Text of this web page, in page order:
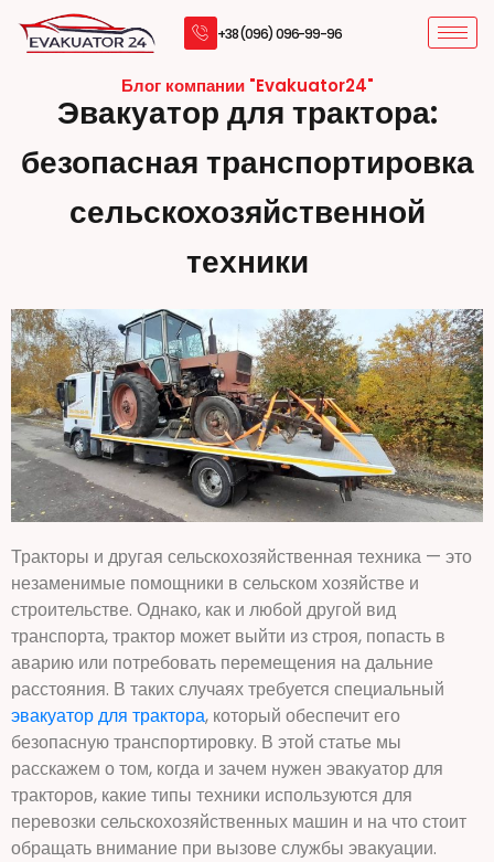
+38 (096) 096-99-96
Блог компании "Evakuator24"
Эвакуатор для трактора:
безопасная транспортировка
сельскохозяйственной
техники
Тракторы и другая сельскохозяйственная техника — это
незаменимые помощники в сельском хозяйстве и
строительстве. Однако, как и любой другой вид
транспорта, трактор может выйти из строя, попасть в
аварию или потребовать перемещения на дальние
расстояния. В таких случаях требуется специальный
эвакуатор для трактора, который обеспечит его
безопасную транспортировку. В этой статье мы
расскажем о том, когда и зачем нужен эвакуатор для
тракторов, какие типы техники используются для
перевозки сельскохозяйственных машин и на что стоит
обращать внимание при вызове службы эвакуации.